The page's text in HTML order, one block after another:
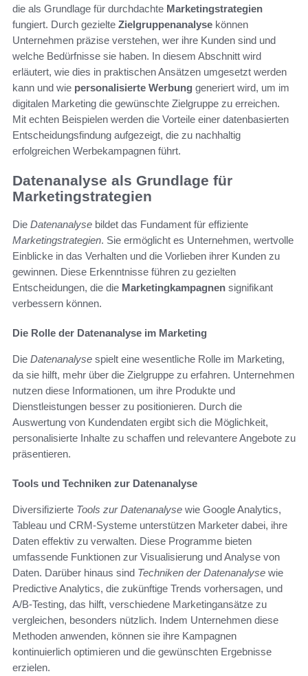
die als Grundlage für durchdachte Marketingstrategien
fungiert. Durch gezielte Zielgruppenanalyse können
Unternehmen präzise verstehen, wer ihre Kunden sind und
welche Bedürfnisse sie haben. In diesem Abschnitt wird
erläutert, wie dies in praktischen Ansätzen umgesetzt werden
kann und wie personalisierte Werbung generiert wird, um im
digitalen Marketing die gewünschte Zielgruppe zu erreichen.
Mit echten Beispielen werden die Vorteile einer datenbasierten
Entscheidungsfindung aufgezeigt, die zu nachhaltig
erfolgreichen Werbekampagnen führt.
Datenanalyse als Grundlage für
Marketingstrategien
Die Datenanalyse bildet das Fundament für effiziente
Marketingstrategien. Sie ermöglicht es Unternehmen, wertvolle
Einblicke in das Verhalten und die Vorlieben ihrer Kunden zu
gewinnen. Diese Erkenntnisse führen zu gezielten
Entscheidungen, die die Marketingkampagnen signifikant
verbessern können.
Die Rolle der Datenanalyse im Marketing
Die Datenanalyse spielt eine wesentliche Rolle im Marketing,
da sie hilft, mehr über die Zielgruppe zu erfahren. Unternehmen
nutzen diese Informationen, um ihre Produkte und
Dienstleistungen besser zu positionieren. Durch die
Auswertung von Kundendaten ergibt sich die Möglichkeit,
personalisierte Inhalte zu schaffen und relevantere Angebote zu
präsentieren.
Tools und Techniken zur Datenanalyse
Diversifizierte Tools zur Datenanalyse wie Google Analytics,
Tableau und CRM-Systeme unterstützen Marketer dabei, ihre
Daten effektiv zu verwalten. Diese Programme bieten
umfassende Funktionen zur Visualisierung und Analyse von
Daten. Darüber hinaus sind Techniken der Datenanalyse wie
Predictive Analytics, die zukünftige Trends vorhersagen, und
A/B-Testing, das hilft, verschiedene Marketingansätze zu
vergleichen, besonders nützlich. Indem Unternehmen diese
Methoden anwenden, können sie ihre Kampagnen
kontinuierlich optimieren und die gewünschten Ergebnisse
erzielen.